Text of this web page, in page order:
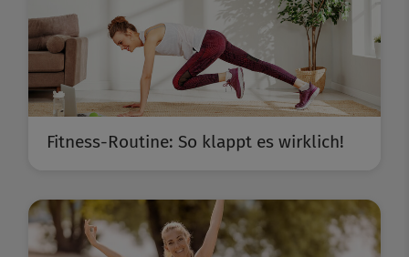
Fitness-Routine: So klappt es wirklich!